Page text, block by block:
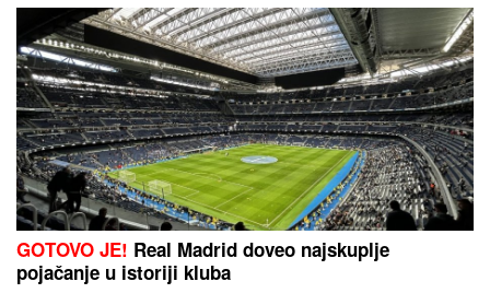
MNOGE OD OVIH PESAMA OBOŽAVATEOvo je 10
numera koje je Dino Merlin obradio od stranih